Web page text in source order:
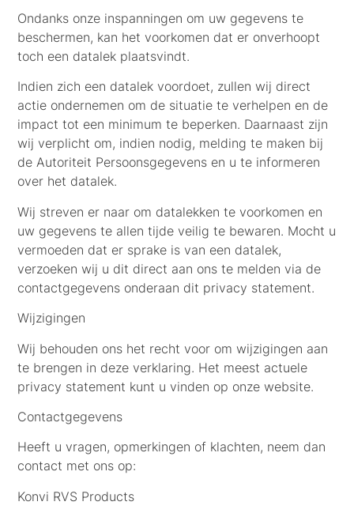
Ondanks onze inspanningen om uw gegevens te
beschermen, kan het voorkomen dat er onverhoopt
toch een datalek plaatsvindt.
Indien zich een datalek voordoet, zullen wij direct
actie ondernemen om de situatie te verhelpen en de
impact tot een minimum te beperken. Daarnaast zijn
wij verplicht om, indien nodig, melding te maken bij
de Autoriteit Persoonsgegevens en u te informeren
over het datalek.
Wij streven er naar om datalekken te voorkomen en
uw gegevens te allen tijde veilig te bewaren. Mocht u
vermoeden dat er sprake is van een datalek,
verzoeken wij u dit direct aan ons te melden via de
contactgegevens onderaan dit privacy statement.
Wijzigingen
Wij behouden ons het recht voor om wijzigingen aan
te brengen in deze verklaring. Het meest actuele
privacy statement kunt u vinden op onze website.
Contactgegevens
Heeft u vragen, opmerkingen of klachten, neem dan
contact met ons op:
Konvi RVS Products